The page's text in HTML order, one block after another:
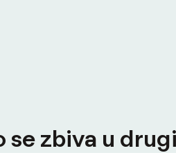
se zbiva u